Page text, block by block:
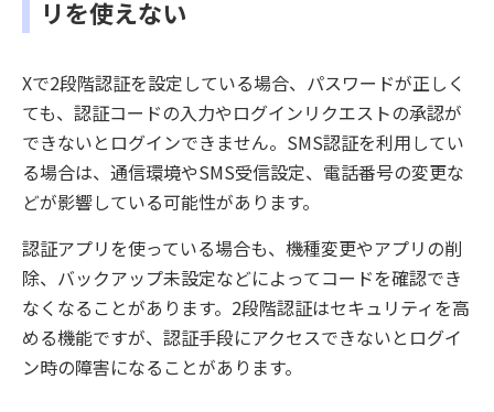
リを使えない
Xで2段階認証を設定している場合、パスワードが正しく
ても、認証コードの入力やログインリクエストの承認が
できないとログインできません。SMS認証を利用してい
る場合は、通信環境やSMS受信設定、電話番号の変更な
どが影響している可能性があります。
認証アプリを使っている場合も、機種変更やアプリの削
除、バックアップ未設定などによってコードを確認でき
なくなることがあります。2段階認証はセキュリティを高
める機能ですが、認証手段にアクセスできないとログイ
ン時の障害になることがあります。